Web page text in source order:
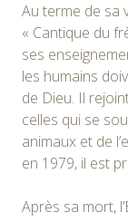
Au terme de sa
« Cantique du
ses
les humains
de Dieu. Il
celles qui se
animaux et de
en 1979, il est
Après sa mort,